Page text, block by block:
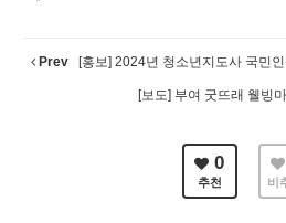
Prev [홍보] 2024년 청소년지도사 국민
[보도] 부여 굿뜨래 웰빙
0
추천 비